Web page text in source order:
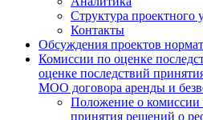
Структура проектного
Контакты
Обсуждения проектов
Комиссии по оценке
оценке последствий
МОО договора аренды и
Положение о комиссии
принятия решений о